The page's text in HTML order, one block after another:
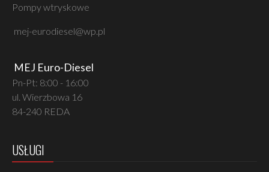
Pompy wtryskowe
mej-eurodiesel@wp.pl
MEJ Euro-Diesel
Pn-Pt: 8:00 - 16:00
ul. Wierzbowa 16
84-240 REDA
USŁUGI